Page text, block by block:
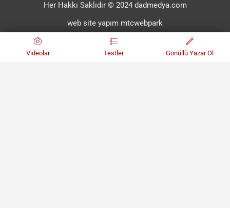
Her Hakkı Saklıdır © 2024 dadmedya.com
web site yapım mtcwebpark
Videolar Testler Gönüllü Yazar Ol